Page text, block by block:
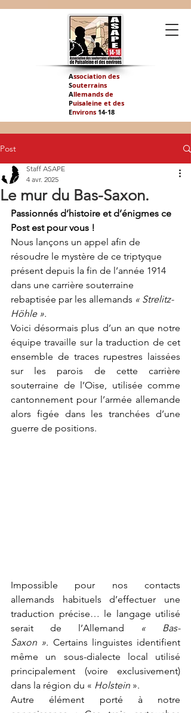
Association des
Souterrains
Allemands de
Puisaleine et des
Environs 14-18
Post
Le mur du Bas-Saxon.
Staff ASAPE
4 avr. 2025
Passionnés d’histoire et d’énigmes ce
Post est pour vous !
Nous lançons un appel afin de
résoudre le mystère de ce triptyque
présent depuis la fin de l’année 1914
dans une carrière souterraine
rebaptisée par les allemands « Strelitz-
Höhle ».
Voici désormais plus d’un an que notre
équipe travaille sur la traduction de cet
ensemble de traces rupestres laissées
sur les parois de cette carrière
souterraine de l’Oise, utilisée comme
cantonnement pour l’armée allemande
alors figée dans les tranchées d’une
guerre de positions.
Impossible pour nos contacts
allemands habituels d’effectuer une
traduction précise… le langage utilisé
serait de l’Allemand
« Bas-
Saxon ». Certains linguistes identifient
même un sous-dialecte local utilisé
principalement (voire exclusivement)
dans la région du « Holstein ».
Autre élément porté à notre